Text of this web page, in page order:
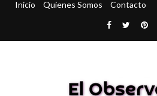
Inicio Quienes Somos Contacto